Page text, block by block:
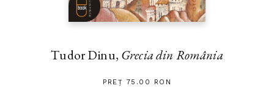
Tudor Dinu, Grecia din România
PREȚ 75.00 RON